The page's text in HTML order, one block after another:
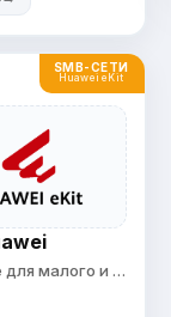
SMB-СЕТИ
Huawei eKit
Решение для малого и среднего бизнеса